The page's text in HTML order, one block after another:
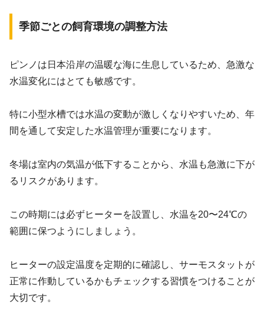
季節ごとの飼育環境の調整方法
ピンノは日本沿岸の温暖な海に生息しているため、急激な
水温変化にはとても敏感です。
特に小型水槽では水温の変動が激しくなりやすいため、年
間を通して安定した水温管理が重要になります。
冬場は室内の気温が低下することから、水温も急激に下が
るリスクがあります。
この時期には必ずヒーターを設置し、水温を20〜24℃の
範囲に保つようにしましょう。
ヒーターの設定温度を定期的に確認し、サーモスタットが
正常に作動しているかもチェックする習慣をつけることが
大切です。